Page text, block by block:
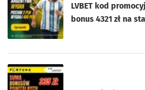
LVBET kod
bonus 4321 zł na